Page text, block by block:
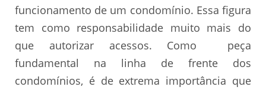
funcionamento de um condomínio. Essa figura
tem como responsabilidade muito mais do
que autorizar acessos. Como peça
fundamental na linha de frente dos
condomínios, é de extrema importância que